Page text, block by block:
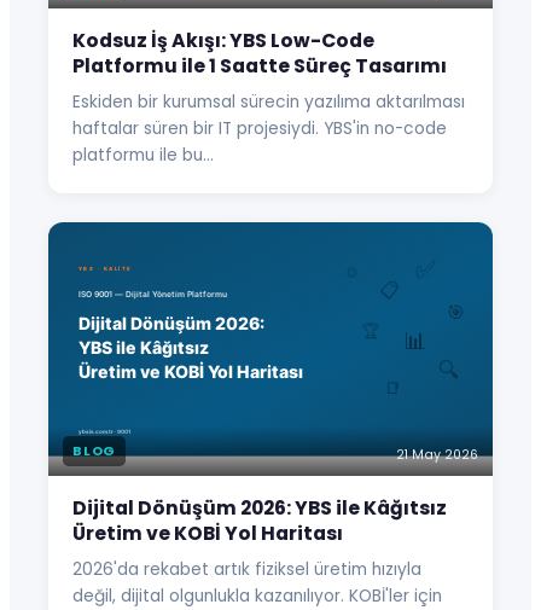
Kodsuz İş Akışı: YBS Low-Code
Platformu ile 1 Saatte Süreç Tasarımı
Eskiden bir kurumsal sürecin yazılıma aktarılması
haftalar süren bir IT projesiydi. YBS'in no-code
platformu ile bu…
BLOG 21 May 2026
Dijital Dönüşüm 2026: YBS ile Kâğıtsız
Üretim ve KOBİ Yol Haritası
2026'da rekabet artık fiziksel üretim hızıyla
değil, dijital olgunlukla kazanılıyor. KOBİ'ler için